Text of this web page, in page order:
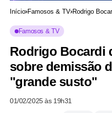
Início Famosos & TV Rodrigo
Famosos & TV
Rodrigo Bocardi
sobre demissão
"grande susto"
01/02/2025 às 19h31